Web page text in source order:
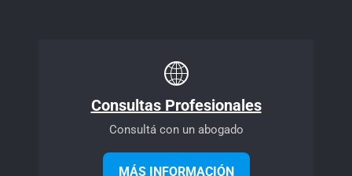
Consultas Profesionales
Consultá con un abogado
MÁS INFORMACIÓN